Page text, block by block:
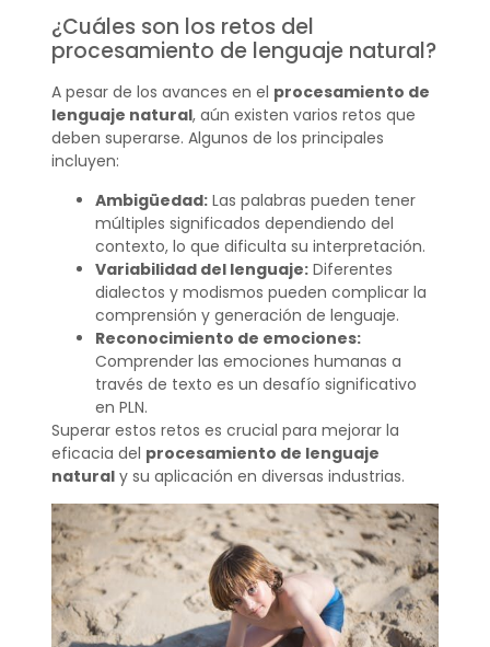
¿Cuáles son los retos del
procesamiento de lenguaje natural?
A pesar de los avances en el procesamiento de
lenguaje natural, aún existen varios retos que
deben superarse. Algunos de los principales
incluyen:
Ambigüedad:Las palabras pueden tener
múltiples significados dependiendo del
contexto, lo que dificulta su interpretación.
Variabilidad del lenguaje:Diferentes
dialectos y modismos pueden complicar la
comprensión y generación de lenguaje.
Reconocimiento de emociones:
Comprender las emociones humanas a
través de texto es un desafío significativo
en PLN.
Superar estos retos es crucial para mejorar la
eficacia del procesamiento de lenguaje
naturaly su aplicación en diversas industrias.